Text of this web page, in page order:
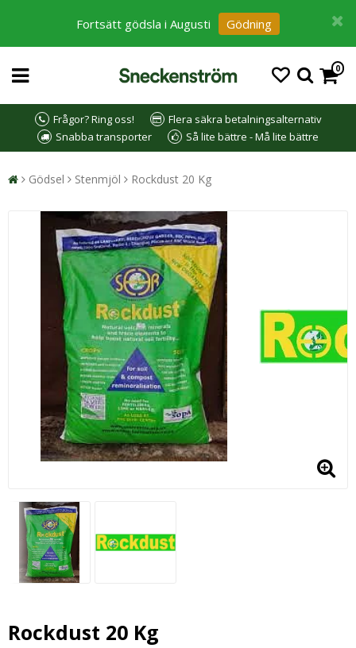
Fortsätt gödsla i Augusti Gödning
0
Frågor? Ring oss!
Flera säkra betalningsalternativ
Snabba transporter
Så lite bättre - Må lite bättre
Gödsel Stenmjöl Rockdust 20 Kg
Rockdust 20 Kg